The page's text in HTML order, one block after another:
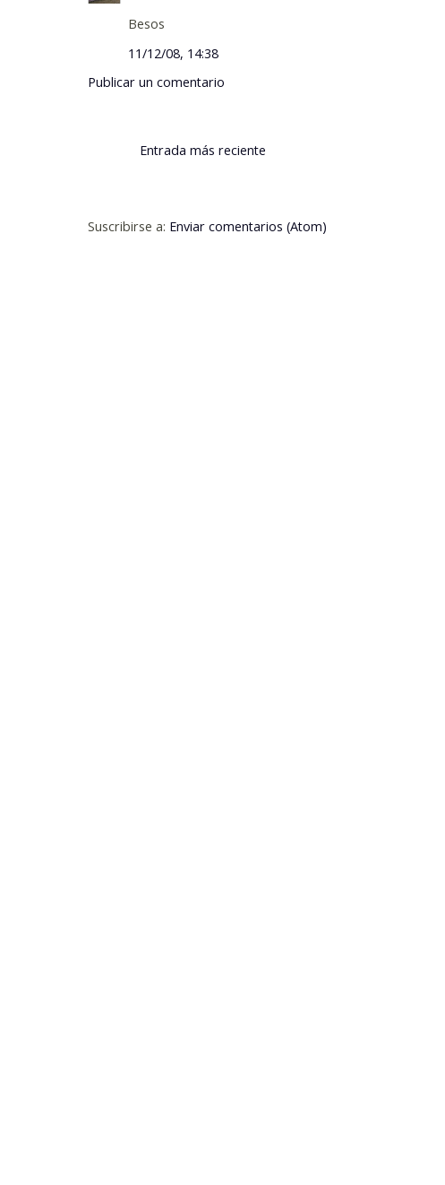
Besos
11/12/08, 14:38
Publicar un comentario
Entrada más reciente
Suscribirse a: Enviar comentarios (Atom)